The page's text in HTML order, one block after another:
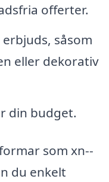
offerter.
såsom
eller dekorativ
din budget.
som xn--
du enkelt